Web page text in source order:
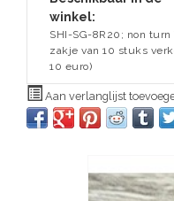
winkel:
SHI-SG-8R20; non
zakje van 10 stuks
10 euro)
Aan verlanglijst